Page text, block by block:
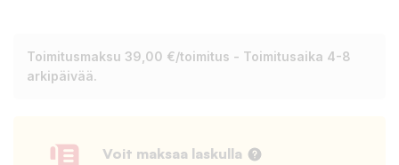
Toimitusmaksu 39,00 €/toimitus - Toimitusaika 4-8
arkipäivää.
Voit maksaa laskulla